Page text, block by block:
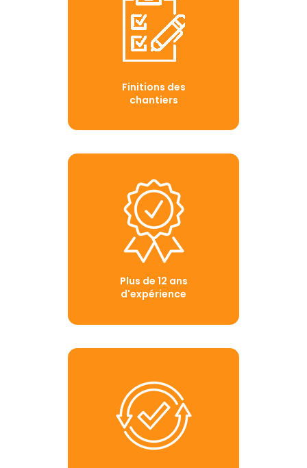
Finitions des
chantiers
Plus de 12 ans
d'expérience